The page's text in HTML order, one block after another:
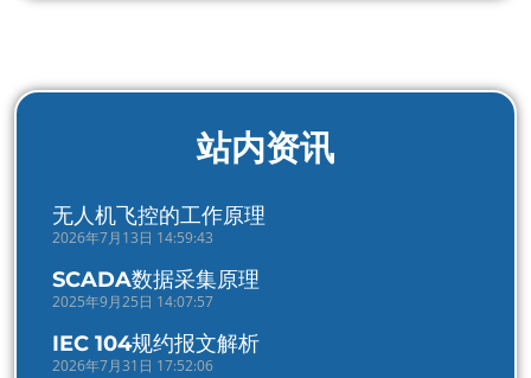
站内资讯
无人机飞控的工作原理
2026年7月13日 14:59:43
SCADA数据采集原理
2025年9月25日 14:07:57
IEC 104规约报文解析
2026年7月31日 17:52:06